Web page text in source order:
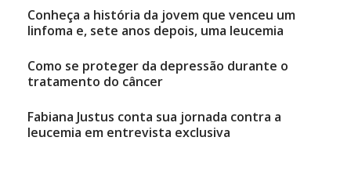
Conheça a história da jovem que venceu um
linfoma e, sete anos depois, uma leucemia
Como se proteger da depressão durante o
tratamento do câncer
Fabiana Justus conta sua jornada contra a
leucemia em entrevista exclusiva